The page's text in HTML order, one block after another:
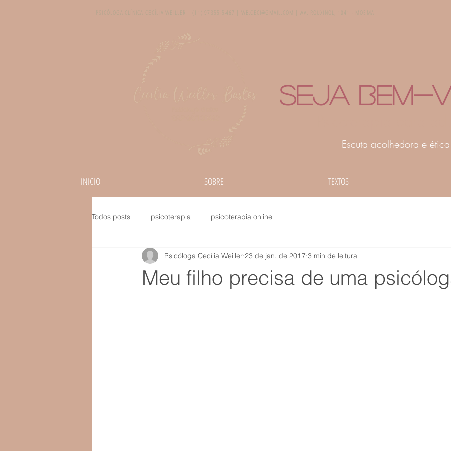
PSICÓLOGA CLÍNICA CECÍLIA WEILLER | (11) 97355-5467 | WB.CECI@GMAIL.COM | AV. ROUXINOL, 1041 - MOEMA
Seja bem-
Escuta acolhedora e ética
INICIO SOBRE TEXTOS
Todos posts psicoterapia psicoterapia online
Meu filho precisa de uma
Psicóloga Cecília Weiller 23 de jan. de 2017 3 min de leitura